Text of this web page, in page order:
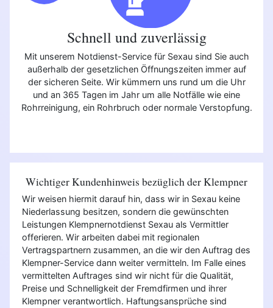
Schnell und zuverlässig
Mit unserem Notdienst-Service für Sexau sind Sie auch
außerhalb der gesetzlichen Öffnungszeiten immer auf
der sicheren Seite. Wir kümmern uns rund um die Uhr
und an 365 Tagen im Jahr um alle Notfälle wie eine
Rohrreinigung, ein Rohrbruch oder normale Verstopfung.
Wichtiger Kundenhinweis bezüglich der Klempner
Wir weisen hiermit darauf hin, dass wir in Sexau keine
Niederlassung besitzen, sondern die gewünschten
Leistungen Klempnernotdienst Sexau als Vermittler
offerieren. Wir arbeiten dabei mit regionalen
Vertragspartnern zusammen, an die wir den Auftrag des
Klempner-Service dann weiter vermitteln. Im Falle eines
vermittelten Auftrages sind wir nicht für die Qualität,
Preise und Schnelligkeit der Fremdfirmen und ihrer
Klempner verantwortlich. Haftungsansprüche sind